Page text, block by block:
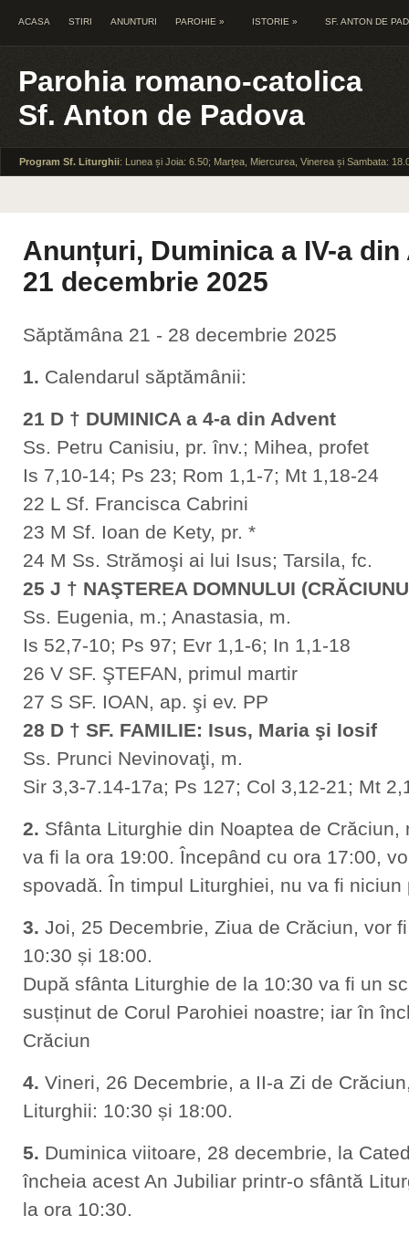
ACASA STIRI ANUNTURI PAROHIE » ISTORIE » SF. ANTON DE
Parohia romano-catolica
Sf. Anton de Padova
Program Sf. Liturghii: Lunea și Joia: 6.50; Marțea, Miercurea, Vinerea și Sambata:
Anunțuri, Duminica a IV-a
21 decembrie 2025
Săptămâna 21 - 28 decembrie 2025
1. Calendarul săptămânii:
21 D † DUMINICA a 4-a din Advent
Ss. Petru Canisiu, pr. înv.; Mihea, profet
Is 7,10-14; Ps 23; Rom 1,1-7; Mt 1,18-24
22 L Sf. Francisca Cabrini
23 M Sf. Ioan de Kety, pr. *
24 M Ss. Strămoşi ai lui Isus; Tarsila, fc.
25 J † NAŞTEREA DOMNULUI
Ss. Eugenia, m.; Anastasia, m.
Is 52,7-10; Ps 97; Evr 1,1-6; In 1,1-18
26 V SF. ŞTEFAN, primul martir
27 S SF. IOAN, ap. şi ev. PP
28 D † SF. FAMILIE: Isus, Maria şi Iosif
Ss. Prunci Nevinovaţi, m.
Sir 3,3-7.14-17a; Ps 127; Col 3,12-21; Mt
2. Sfânta Liturghie din Noaptea de
va fi la ora 19:00. Începând cu ora 17:00,
spovadă. În timpul Liturghiei, nu va fi niciun
3. Joi, 25 Decembrie, Ziua de Crăciun, vor
10:30 și 18:00.
După sfânta Liturghie de la 10:30 va fi un
susținut de Corul Parohiei noastre; iar în
Crăciun
4. Vineri, 26 Decembrie, a II-a Zi de
Liturghii: 10:30 și 18:00.
5. Duminica viitoare, 28 decembrie, la
încheia acest An Jubiliar printr-o sfântă
la ora 10:30.